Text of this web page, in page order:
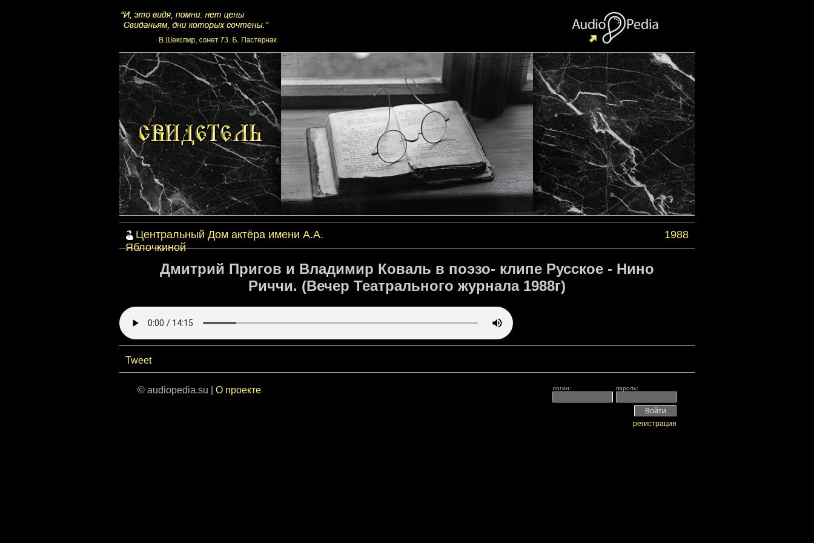
Центральный Дом актёра имени А.А.
Яблочкиной
1988
Дмитрий Пригов и Владимир Коваль в поэзо- клипе Русское - Нино
Риччи. (Вечер Театрального журнала 1988г)
Tweet
© audiopedia.su | О проекте пароль:
логин:
регистрация